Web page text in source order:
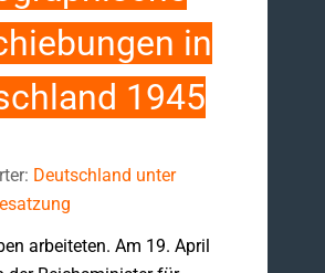
in
1945
Deutschland unter
arbeiteten. Am 19. April